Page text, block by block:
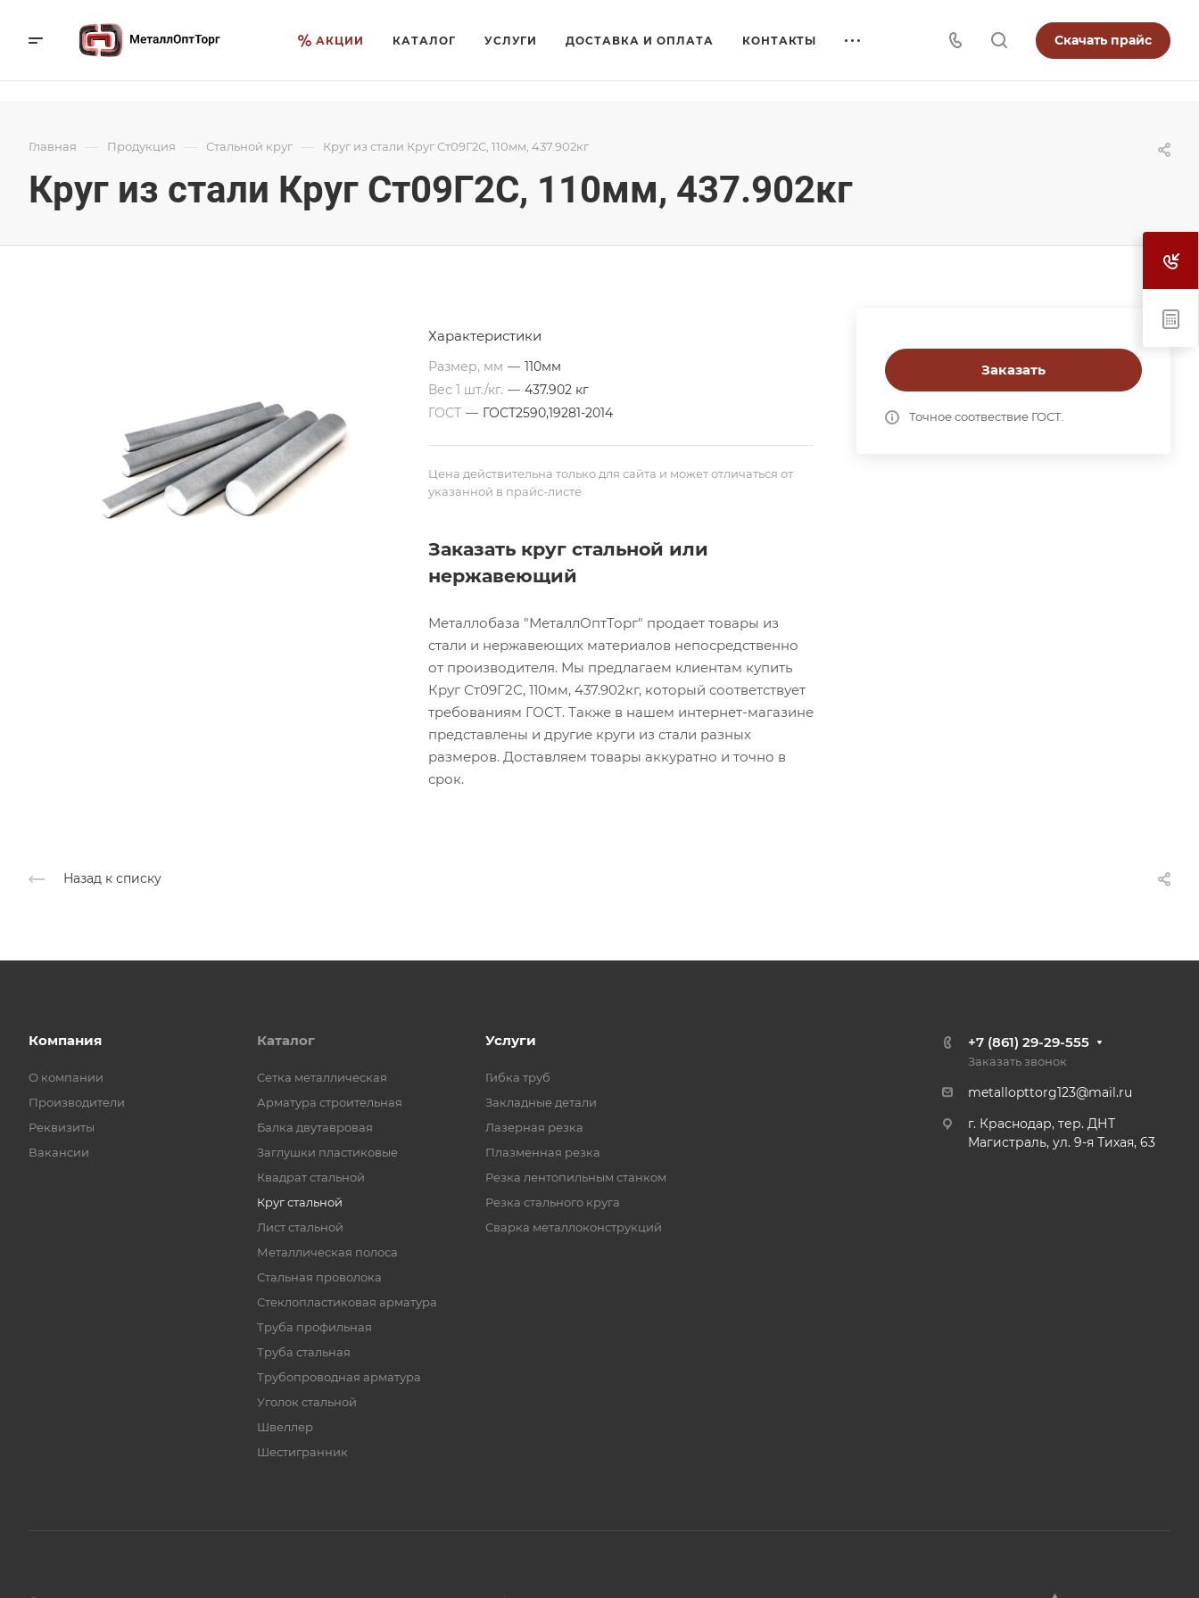
АКЦИИ КАТАЛОГ УСЛУГИ ДОСТАВКА И ОПЛАТА КОНТАКТЫ Скачать прайс
Главная — Продукция — Стальной круг — Круг из стали Круг Ст09Г2С, 110мм, 437.902кг
Круг из стали Круг Ст09Г2С, 110мм, 437.902кг
Заказать
Точное соотвествие ГОСТ.
Характеристики
Размер, мм — 110мм
Вес 1 шт./кг. — 437.902 кг
ГОСТ — ГОСТ2590,19281-2014
Цена действительна только для сайта и может отличаться от
указанной в прайс-листе
Заказать круг стальной или
нержавеющий
Металлобаза "МеталлОптТорг" продает товары из
стали и нержавеющих материалов непосредственно
от производителя. Мы предлагаем клиентам купить
Круг Ст09Г2С, 110мм, 437.902кг, который соответствует
требованиям ГОСТ. Также в нашем интернет-магазине
представлены и другие круги из стали разных
размеров. Доставляем товары аккуратно и точно в
срок.
Назад к списку
Компания
О компании
Производители
Реквизиты
Вакансии
Каталог
Cетка металлическая
Арматура строительная
Балка двутавровая
Заглушки пластиковые
Квадрат стальной
Круг стальной
Лист стальной
Металлическая полоса
Стальная проволока
Стеклопластиковая арматура
Труба профильная
Труба стальная
Трубопроводная арматура
Уголок стальной
Швеллер
Шестигранник
Услуги
Гибка труб
Закладные детали
Лазерная резка
Плазменная резка
Резка лентопильным станком
Резка стального круга
Сварка металлоконструкций
+7 (861) 29-29-555
Заказать звонок
metallopttorg123@mail.ru
г. Краснодар, тер. ДНТ
Магистраль, ул. 9-я Тихая, 63